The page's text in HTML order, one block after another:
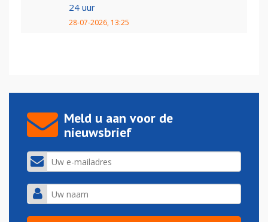
24 uur
28-07-2026, 13:25
Meld u aan voor de
nieuwsbrief